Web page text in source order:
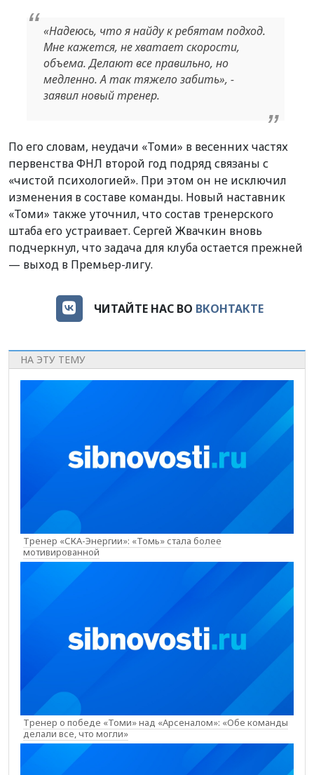
«Надеюсь, что я найду к ребятам подход.
Мне кажется, не хватает скорости,
объема. Делают все правильно, но
медленно. А так тяжело забить», -
заявил новый тренер.
По его словам, неудачи «Томи» в весенних частях
первенства ФНЛ второй год подряд связаны с
«чистой психологией». При этом он не исключил
изменения в составе команды. Новый наставник
«Томи» также уточнил, что состав тренерского
штаба его устраивает. Сергей Жвачкин вновь
подчеркнул, что задача для клуба остается прежней
— выход в Премьер-лигу.
ЧИТАЙТЕ НАС ВО ВКОНТАКТЕ
НА ЭТУ ТЕМУ
Тренер «СКА-Энергии»: «Томь» стала более
мотивированной
Тренер о победе «Томи» над «Арсеналом»: «Обе команды
делали все, что могли»